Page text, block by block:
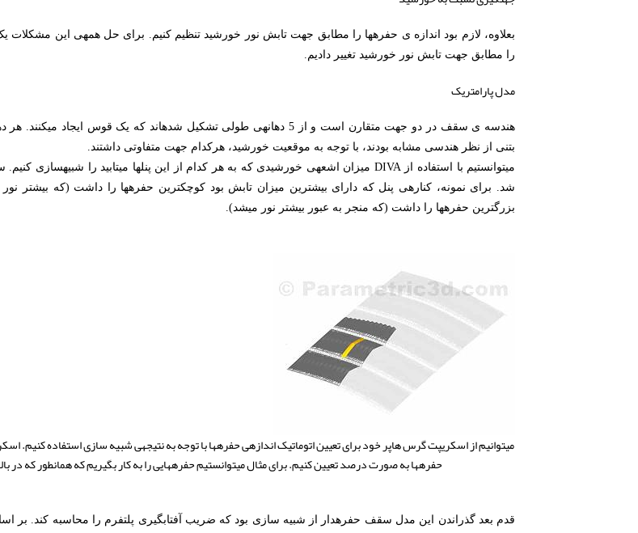
را مطابق جهت تابش نور خورشید تغییر دادیم.
مدل پارامتریک
بتنی از نظر هندسی مشابه بودند، با توجه به موقعیت خورشید، هرکدام جهت متفاوتی داشتند.
بزرگ‎ترین حفره‎ها را داشت (که منجر به عبور بیشتر نور می‎شد).
حفره‎ها به صورت درصد تعیین کنیم. برای مثال می‎توانستیم حفره‎هایی را به کار بگیریم که همانطور که در بالا مشاهده می‎کنید در محدوده‎ی 8 تا 25 درصد قرار می‎گرفتند.